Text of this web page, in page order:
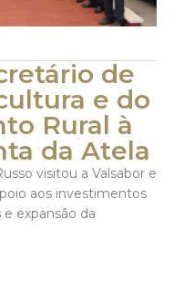
de
e do
Rural à
da Atela
visitou a Valsabor e
aos investimentos
expansão da